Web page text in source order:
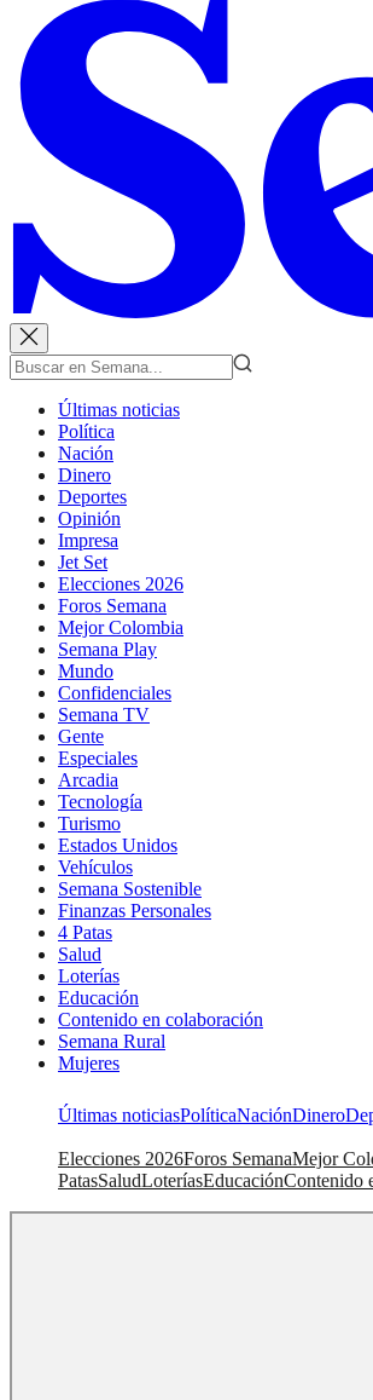
Últimas noticias
Política
Nación
Dinero
Deportes
Opinión
Impresa
Jet Set
Elecciones 2026
Foros Semana
Mejor Colombia
Semana Play
Mundo
Confidenciales
Semana TV
Gente
Especiales
Arcadia
Tecnología
Turismo
Estados Unidos
Vehículos
Semana Sostenible
Finanzas Personales
4 Patas
Salud
Loterías
Educación
Contenido en colaboración
Semana Rural
Mujeres
Últimas noticiasPolíticaNaciónDinero
Elecciones 2026Foros SemanaMejor
PatasSaludLoteríasEducaciónContenido